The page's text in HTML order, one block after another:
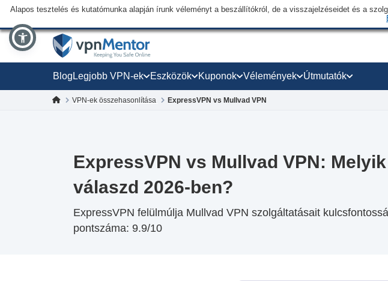
Alapos tesztelés és kutatómunka alapján írunk véleményt a beszállítókról, de a visszajelzéseidet és a
Blog Legjobb VPN-ek Eszközök Kuponok Vélemények Útmutatók
VPN-ek összehasonlítása ExpressVPN vs Mullvad VPN
ExpressVPN vs Mullvad VPN:
válaszd 2026-ben?
ExpressVPN felülmúlja Mullvad VPN szolgáltatásait
pontszáma: 9.9/10